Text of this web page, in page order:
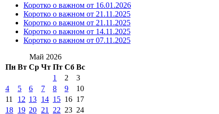
Коротко о важном от 16.01.2026
Коротко о важном от 21.11.2025
Коротко о важном от 21.11.2025
Коротко о важном от 14.11.2025
Коротко о важном от 07.11.2025
Май 2026
Пн Вт Ср Чт Пт Сб Вс
1
2
3
4
5 6 7 8 9
10
11
12 13 14 15 16 17
18 19 20 21 22 23 24